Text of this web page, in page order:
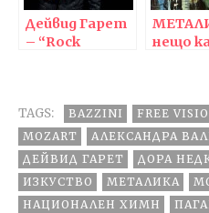
Дейвид Гарет
– “Rock
нещо
TAGS: BAZZINI FREE
MOZART
АЛЕКСАНДРА
ДЕЙВИД ГАРЕТ
ДОРА
ИЗКУСТВО
МЕТАЛИКА
НАЦИОНАЛЕН ХИМН